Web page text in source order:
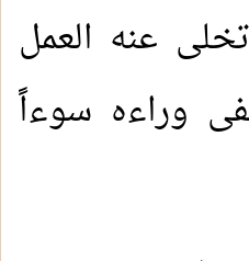
عنه العمل
وراءه سوءاً